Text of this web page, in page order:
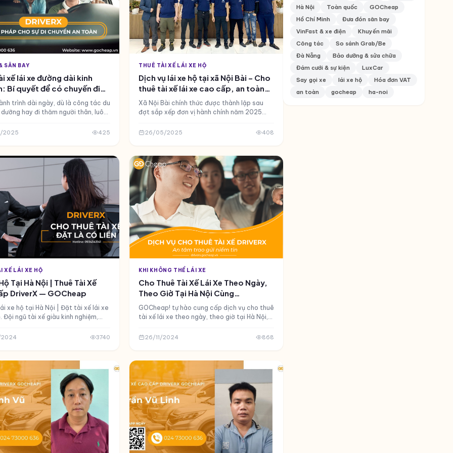
SÂN BAY
xế lái xe đường dài kinh
Bí quyết để có chuyến đi
và tiện nghi
trình dài ngày, dù là công tác du
dưỡng hay đi thăm người thân, luôn
tự mình cầm lái suốt quãng
trọn vẹn chuyến đi. Đó là lý do vì
thuê tài xế lái xe đường dài kinh
2025 425
THUÊ TÀI XẾ LÁI XE HỘ
Dịch vụ lái xe hộ tại xã Nội Bài – Cho
thuê tài xế lái xe cao cấp, an toàn
và tiện lợi
Xã Nội Bài chính thức được thành lập sau
đợt sắp xếp đơn vị hành chính năm 2025
toàn bộ các xã Hiền Ninh, Thanh Xuân, Phú
cả đều thuộc huyện Sóc Sơn. Việc thành lập
xã mới này không chỉ giúp tối ưu quản lý
hành chính mà còn tạo điều kiện để quy
hoạch hạ tầng, giao thông, và dịch vụ một
cách đồng bộ và hiện đại hơn.
26/05/2025 408
XẾ LÁI XE HỘ
Tại Hà Nội | Thuê Tài Xế
DriverX — GOCheap
xe hộ tại Hà Nội | Đặt tài xế lái xe
Đội ngũ tài xế giàu kinh nghiệm,
ứng dụng GOCheap! Lái Xe Hộ3740
KHI KHÔNG THỂ LÁI XE
Cho Thuê Tài Xế Lái Xe Theo Ngày,
Theo Giờ Tại Hà Nội Cùng
GOCheap! Việt Nam
GOCheap! tự hào cung cấp dịch vụ cho thuê
tài xế lái xe theo ngày, theo giờ tại Hà Nội,
cho mọi khách hàng.
26/11/2024 868
Hà Nội
Toàn quốc
GOCheap
Hồ Chí Minh
Đưa đón sân bay
VinFast & xe điện
Khuyến mãi
Công tác
So sánh Grab/Be
Đà Nẵng
Bảo dưỡng & sửa chữa
Đám cưới & sự kiện
LuxCar
Say gọi xe
lái xe hộ
Hóa đơn VAT
an toàn
gocheap ha-noi